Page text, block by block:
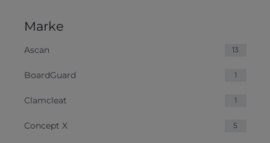
Marke
Ascan 13
BoardGuard 1
Clamcleat 1
Concept X 5